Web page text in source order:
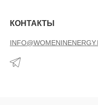
КОНТАКТЫ